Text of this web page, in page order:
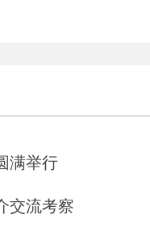
满举行
交流考察